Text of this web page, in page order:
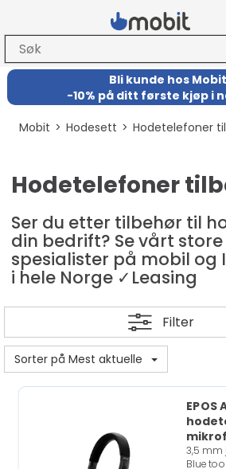
Bli kunde hos Mobit
-10% på ditt første kjøp i
Mobit>Hodesett>Hodetelefoner
Hodetelefoner
Ser du etter tilbehør til
din bedrift? Se vårt
spesialister på mobil og
i hele Norge ✓Leasing
Filter
Sorter på Mest aktuelle
EPOS
3,5 mm